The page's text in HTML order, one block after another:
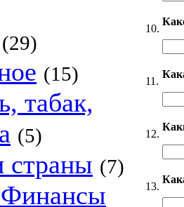
(29)
(15)
табак,
(5)
страны (7)
10.
11.
12.
13.